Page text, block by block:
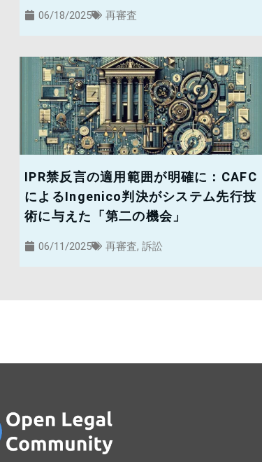
06/18/2025 再審査
IPR禁反言の適用範囲が明確に：CAFC
によるIngenico判決がシステム先行技
術に与えた「第二の機会」
06/11/2025 再審査,訴訟